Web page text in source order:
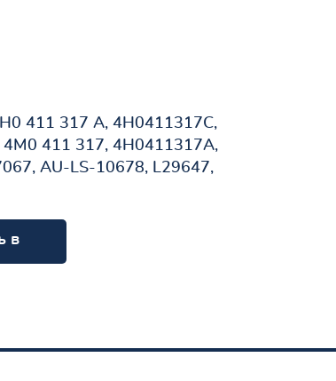
411 317 A, 4H0411317C,
411 317, 4H0411317A,
AU-LS-10678, L29647,
в